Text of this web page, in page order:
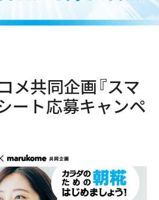
メ共同企画『スマ
ート応募キャンペ